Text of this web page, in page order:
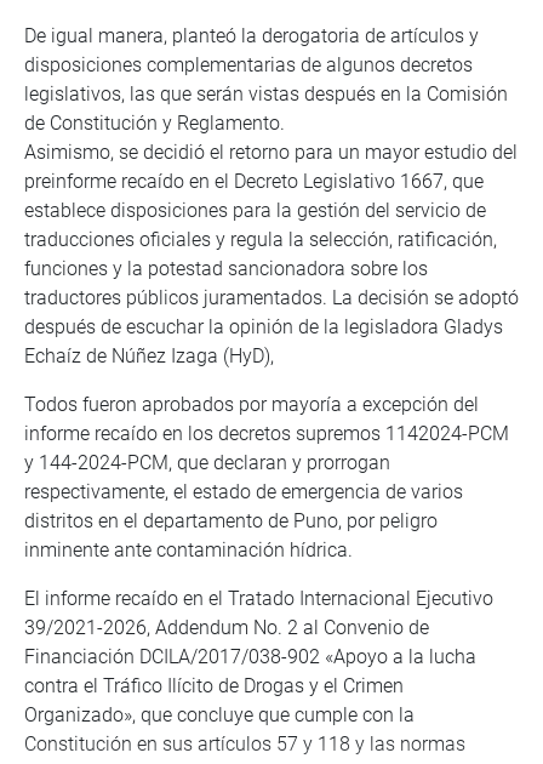
De igual manera, planteó la derogatoria de artículos y
disposiciones complementarias de algunos decretos
legislativos, las que serán vistas después en la Comisión
de Constitución y Reglamento.
Asimismo, se decidió el retorno para un mayor estudio del
preinforme recaído en el Decreto Legislativo 1667, que
establece disposiciones para la gestión del servicio de
traducciones oficiales y regula la selección, ratificación,
funciones y la potestad sancionadora sobre los
traductores públicos juramentados. La decisión se adoptó
después de escuchar la opinión de la legisladora Gladys
Echaíz de Núñez Izaga (HyD),
Todos fueron aprobados por mayoría a excepción del
informe recaído en los decretos supremos 1142024-PCM
y 144-2024-PCM, que declaran y prorrogan
respectivamente, el estado de emergencia de varios
distritos en el departamento de Puno, por peligro
inminente ante contaminación hídrica.
El informe recaído en el Tratado Internacional Ejecutivo
39/2021-2026, Addendum No. 2 al Convenio de
Financiación DCILA/2017/038-902 «Apoyo a la lucha
contra el Tráfico Ilícito de Drogas y el Crimen
Organizado», que concluye que cumple con la
Constitución en sus artículos 57 y 118 y las normas